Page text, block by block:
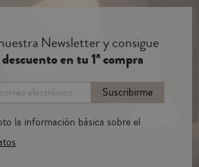
Newsletter y consigue
en tu 1ª compra
Suscribirme
la información bàsica sobre el